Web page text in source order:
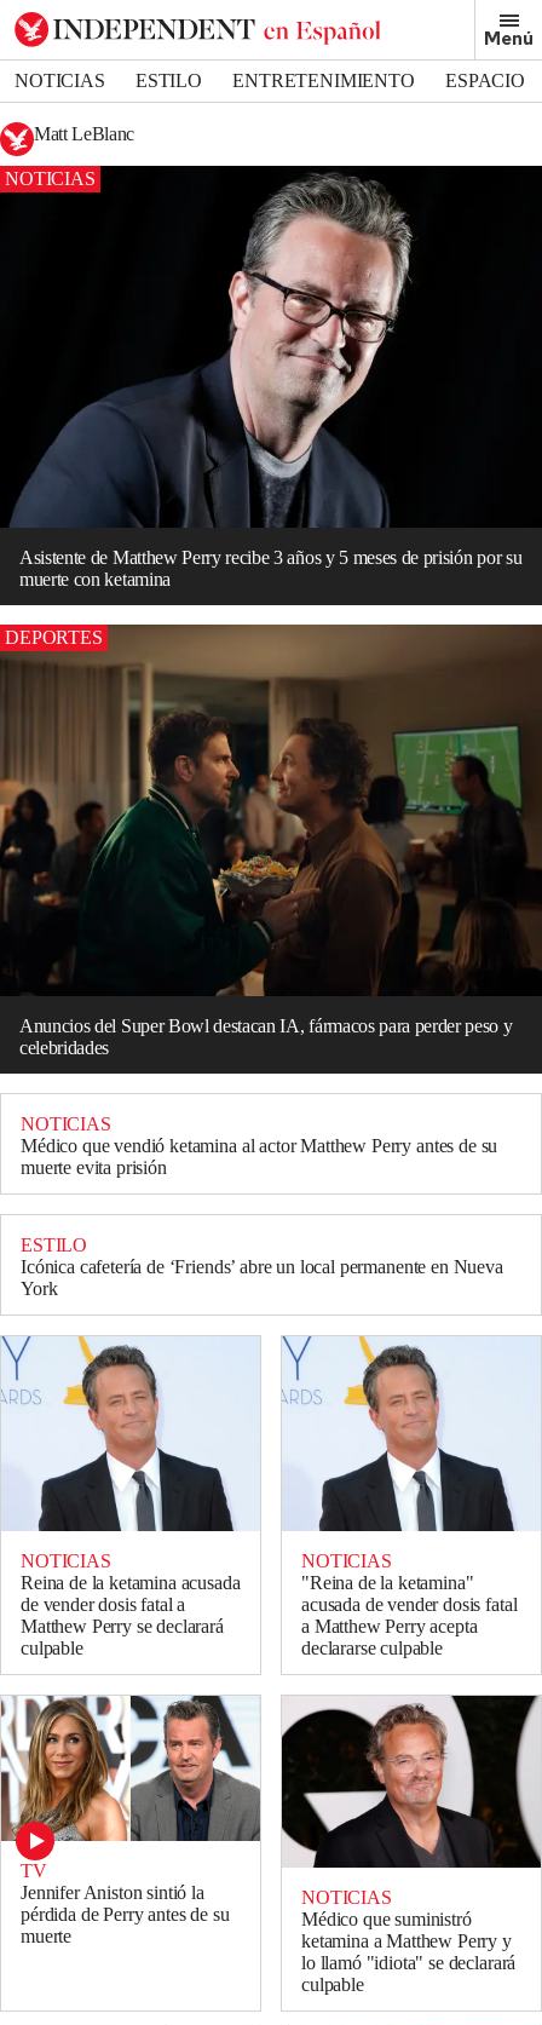
Menú
NOTICIAS ESTILO ENTRETENIMIENTO
ESPACIO
DEPORTES
Matt LeBlanc
NOTICIAS
Asistente de Matthew Perry recibe 3 años y 5 meses de prisión por su
muerte con ketamina
DEPORTES
Anuncios del Super Bowl destacan IA, fármacos para perder peso y
celebridades
NOTICIAS
Médico que vendió ketamina al actor Matthew Perry antes de su
muerte evita prisión
ESTILO
Icónica cafetería de ‘Friends’ abre un local permanente en Nueva
York
NOTICIAS
Reina de la ketamina acusada
de vender dosis fatal a
Matthew Perry se declarará
culpable
NOTICIAS
"Reina de la ketamina"
acusada de vender dosis fatal
a Matthew Perry acepta
declararse culpable
TV
Jennifer Aniston sintió la
pérdida de Perry antes de su
muerte
NOTICIAS
Médico que suministró
ketamina a Matthew Perry y
lo llamó "idiota" se declarará
culpable